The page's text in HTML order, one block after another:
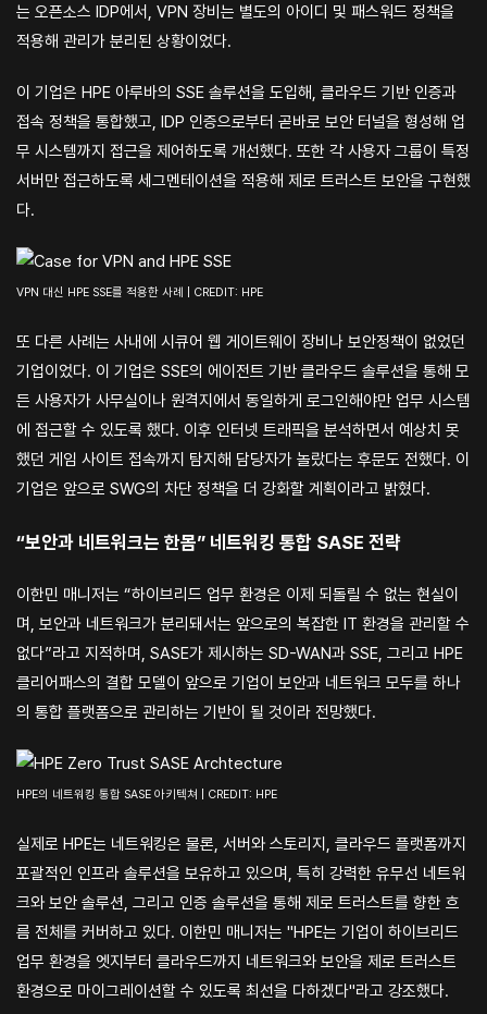
는 오픈소스 IDP에서, VPN 장비는 별도의 아이디 및 패스워드 정책을
적용해 관리가 분리된 상황이었다.
이 기업은 HPE 아루바의 SSE 솔루션을 도입해, 클라우드 기반 인증과
접속 정책을 통합했고, IDP 인증으로부터 곧바로 보안 터널을 형성해 업
무 시스템까지 접근을 제어하도록 개선했다. 또한 각 사용자 그룹이 특정
서버만 접근하도록 세그멘테이션을 적용해 제로 트러스트 보안을 구현했
다.
VPN 대신 HPE SSE를 적용한 사례 | CREDIT: HPE
또 다른 사례는 사내에 시큐어 웹 게이트웨이 장비나 보안정책이 없었던
기업이었다. 이 기업은 SSE의 에이전트 기반 클라우드 솔루션을 통해 모
든 사용자가 사무실이나 원격지에서 동일하게 로그인해야만 업무 시스템
에 접근할 수 있도록 했다. 이후 인터넷 트래픽을 분석하면서 예상치 못
했던 게임 사이트 접속까지 탐지해 담당자가 놀랐다는 후문도 전했다. 이
기업은 앞으로 SWG의 차단 정책을 더 강화할 계획이라고 밝혔다.
“보안과 네트워크는 한몸” 네트워킹 통합 SASE 전략
이한민 매니저는 “하이브리드 업무 환경은 이제 되돌릴 수 없는 현실이
며, 보안과 네트워크가 분리돼서는 앞으로의 복잡한 IT 환경을 관리할 수
없다”라고 지적하며, SASE가 제시하는 SD-WAN과 SSE, 그리고 HPE
클리어패스의 결합 모델이 앞으로 기업이 보안과 네트워크 모두를 하나
의 통합 플랫폼으로 관리하는 기반이 될 것이라 전망했다.
HPE의 네트워킹 통합 SASE 아키텍쳐 | CREDIT: HPE
실제로 HPE는 네트워킹은 물론, 서버와 스토리지, 클라우드 플랫폼까지
포괄적인 인프라 솔루션을 보유하고 있으며, 특히 강력한 유무선 네트워
크와 보안 솔루션, 그리고 인증 솔루션을 통해 제로 트러스트를 향한 흐
름 전체를 커버하고 있다. 이한민 매니저는 "HPE는 기업이 하이브리드
업무 환경을 엣지부터 클라우드까지 네트워크와 보안을 제로 트러스트
환경으로 마이그레이션할 수 있도록 최선을 다하겠다"라고 강조했다.